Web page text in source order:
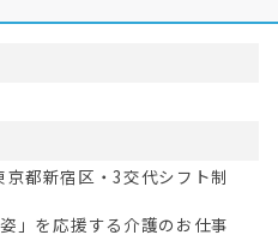
都新宿区・3交代シフト制
」を応援する介護のお仕事